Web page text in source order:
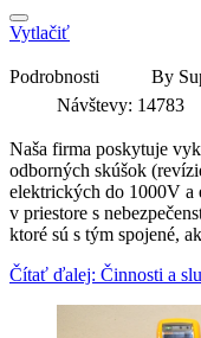
Vytlačiť
Podrobnosti By
Návštevy: 14783
Naša firma poskytuje
odborných skúšok
elektrických do 1000V a
v priestore s
ktoré sú s tým spojené,
Čítať ďalej: Činnosti a